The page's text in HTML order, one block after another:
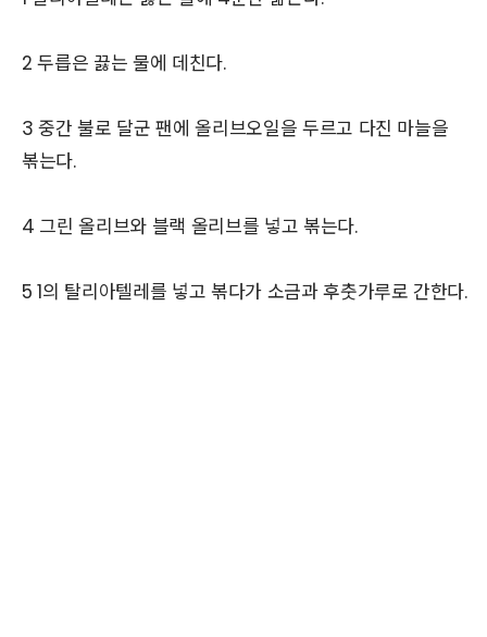
2 두릅은 끓는 물에 데친다.
3 중간 불로 달군 팬에 올리브오일을 두르고 다진 마늘을
볶는다.
4 그린 올리브와 블랙 올리브를 넣고 볶는다.
5 1의 탈리아텔레를 넣고 볶다가 소금과 후춧가루로 간한다.